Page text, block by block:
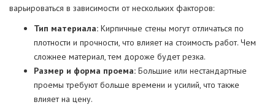
варьироваться в зависимости от нескольких факторов:
Тип материала: Кирпичные стены могут отличаться по
плотности и прочности, что влияет на стоимость работ. Чем
сложнее материал, тем дороже будет резка.
Размер и форма проема: Большие или нестандартные
проемы требуют больше времени и усилий, что также
влияет на цену.